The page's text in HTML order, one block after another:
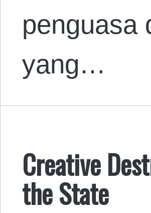
penguasa
yang…
Creative
the State